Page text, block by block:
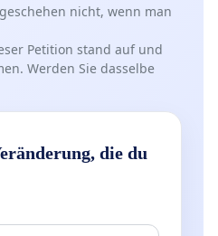
nicht, wenn man
Petition stand auf und
Werden Sie dasselbe
die du